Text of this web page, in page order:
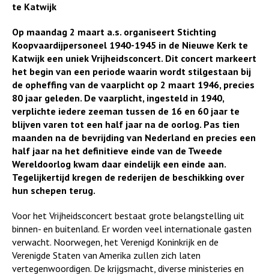
te Katwijk
Op maandag 2 maart a.s. organiseert Stichting
Koopvaardijpersoneel 1940-1945 in de Nieuwe Kerk te
Katwijk een uniek Vrijheidsconcert. Dit concert markeert
het begin van een periode waarin wordt stilgestaan bij
de opheffing van de vaarplicht op 2 maart 1946, precies
80 jaar geleden. De vaarplicht, ingesteld in 1940,
verplichte iedere zeeman tussen de 16 en 60 jaar te
blijven varen tot een half jaar na de oorlog. Pas tien
maanden na de bevrijding van Nederland en precies een
half jaar na het definitieve einde van de Tweede
Wereldoorlog kwam daar eindelijk een einde aan.
Tegelijkertijd kregen de rederijen de beschikking over
hun schepen terug.
Voor het Vrijheidsconcert bestaat grote belangstelling uit
binnen- en buitenland. Er worden veel internationale gasten
verwacht. Noorwegen, het Verenigd Koninkrijk en de
Verenigde Staten van Amerika zullen zich laten
vertegenwoordigen. De krijgsmacht, diverse ministeries en